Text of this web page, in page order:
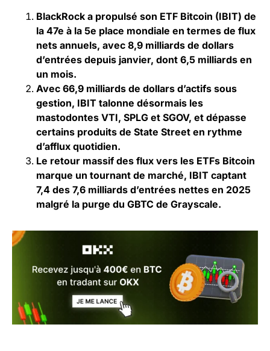
BlackRock a propulsé son ETF Bitcoin (IBIT) de
la 47e à la 5e place mondiale en termes de flux
nets annuels, avec 8,9 milliards de dollars
d’entrées depuis janvier, dont 6,5 milliards en
un mois.
Avec 66,9 milliards de dollars d’actifs sous
gestion, IBIT talonne désormais les
mastodontes VTI, SPLG et SGOV, et dépasse
certains produits de State Street en rythme
d’afflux quotidien.
Le retour massif des flux vers les ETFs Bitcoin
marque un tournant de marché, IBIT captant
7,4 des 7,6 milliards d’entrées nettes en 2025
malgré la purge du GBTC de Grayscale.